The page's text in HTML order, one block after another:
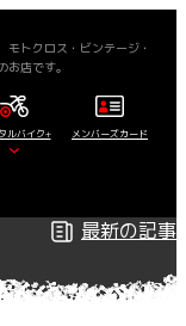
トクロス・ビンテージ・
お店です。
ルバイク+ メンバーズカード
最新の記事